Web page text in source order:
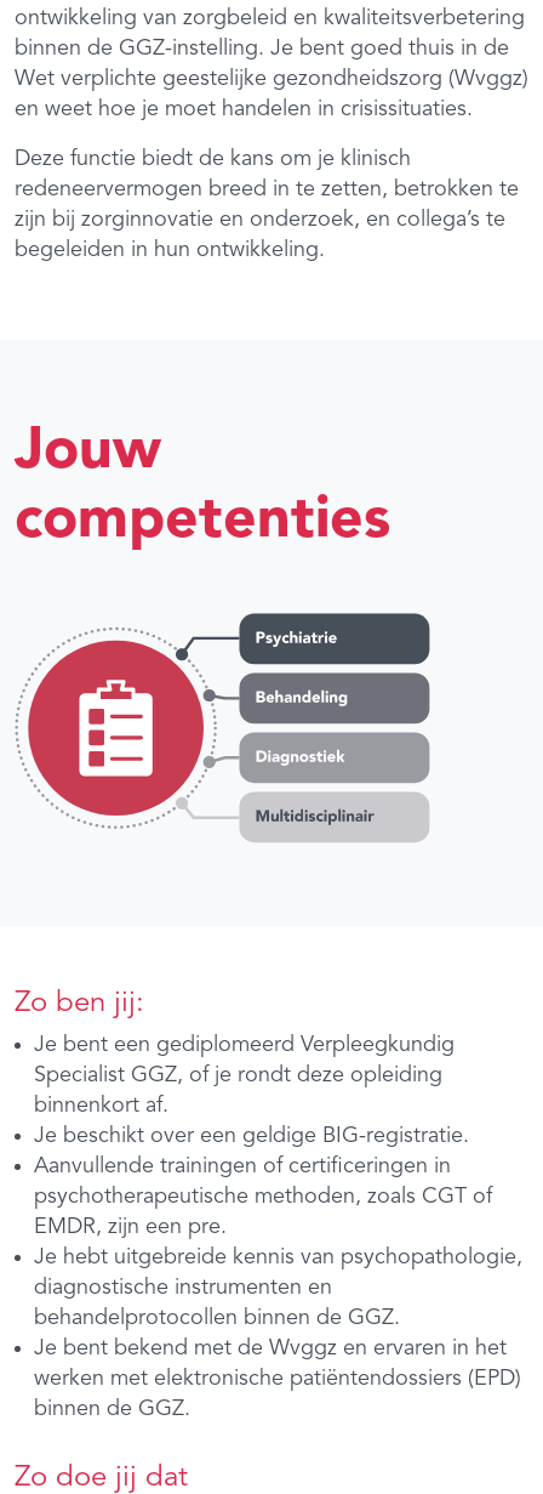
ontwikkeling van zorgbeleid en kwaliteitsverbetering
binnen de GGZ-instelling. Je bent goed thuis in de
Wet verplichte geestelijke gezondheidszorg (Wvggz)
en weet hoe je moet handelen in crisissituaties.
Deze functie biedt de kans om je klinisch
redeneervermogen breed in te zetten, betrokken te
zijn bij zorginnovatie en onderzoek, en collega’s te
begeleiden in hun ontwikkeling.
Jouw
competenties
Zo ben jij:
Je bent een gediplomeerd Verpleegkundig
Specialist GGZ, of je rondt deze opleiding
binnenkort af.
Je beschikt over een geldige BIG-registratie.
Aanvullende trainingen of certificeringen in
psychotherapeutische methoden, zoals CGT of
EMDR, zijn een pre.
Je hebt uitgebreide kennis van psychopathologie,
diagnostische instrumenten en
behandelprotocollen binnen de GGZ.
Je bent bekend met de Wvggz en ervaren in het
werken met elektronische patiëntendossiers (EPD)
binnen de GGZ.
Zo doe jij dat